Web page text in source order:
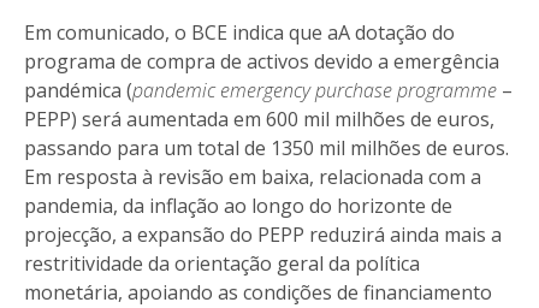
Em comunicado, o BCE indica que aA dotação do
programa de compra de activos devido a emergência
pandémica (pandemic emergency purchase programme –
PEPP) será aumentada em 600 mil milhões de euros,
passando para um total de 1350 mil milhões de euros.
Em resposta à revisão em baixa, relacionada com a
pandemia, da inflação ao longo do horizonte de
projecção, a expansão do PEPP reduzirá ainda mais a
restritividade da orientação geral da política
monetária, apoiando as condições de financiamento